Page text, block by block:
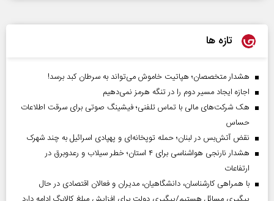
تازه ها
هشدار متخصصان؛ هپاتیت خاموش می‌تواند به سرطان کبد برسد!
اجازه ایجاد مسیر دوم را در تنگه هرمز نمی‌دهیم
هک شرکت‌های مالی با تماس تلفنی؛ فیشینگ صوتی برای سرقت اطلاعات
حساس
نقض آتش‌بس در لبنان؛ حمله توپخانه‌ای و پهپادی اسرائیل به چند شهرک
هشدار نارنجی هواشناسی برای ۴ استان؛ خطر سیلاب و رعدوبرق در
ارتفاعات
با همراهی کارشناسان، دانشگاهیان، مدیران و فعالان اقتصادی در حال